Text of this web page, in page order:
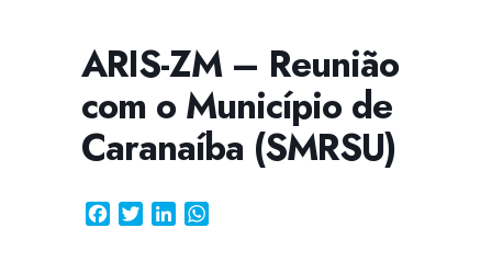
ARIS-ZM – Reunião
com o Município de
Caranaíba (SMRSU)
FacebookTwitterLinkedIn
CISSA
Assistente Virtual do CISAB